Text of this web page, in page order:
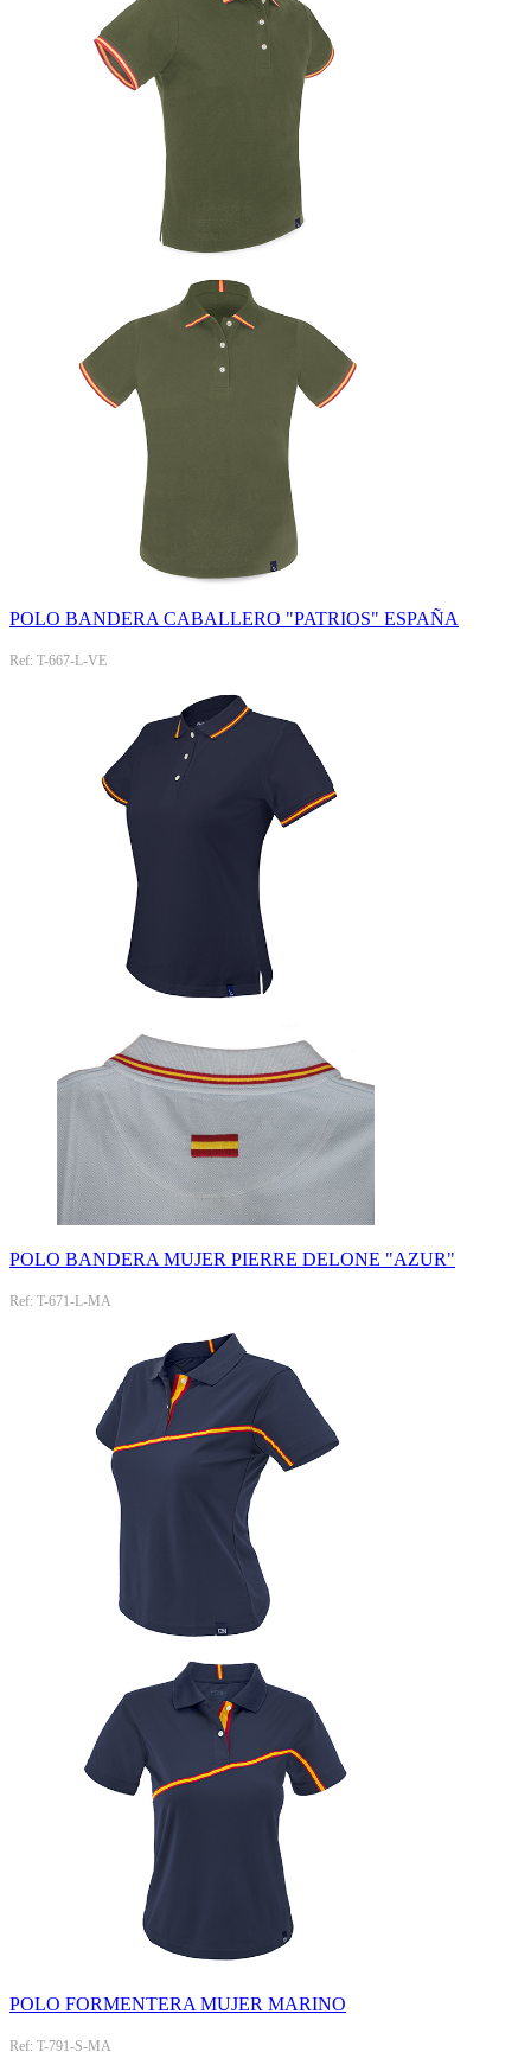
POLO BANDERA CABALLERO "PATRIOS" ESPAÑA
Ref: T-667-L-VE
POLO BANDERA MUJER PIERRE DELONE "AZUR"
Ref: T-671-L-MA
POLO FORMENTERA MUJER MARINO
Ref: T-791-S-MA